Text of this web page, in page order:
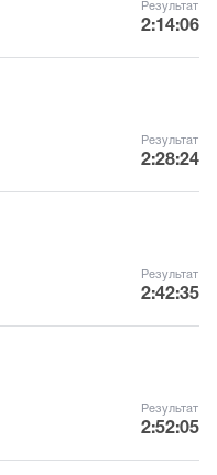
Результат
2:14:06
Результат
2:28:24
Результат
2:42:35
Результат
2:52:05